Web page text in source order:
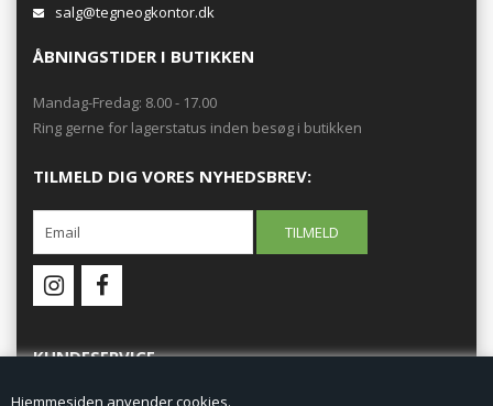
Hjemmesiden anvender cookies.
salg@tegneogkontor.dk
ÅBNINGSTIDER I BUTIKKEN
Mandag-Fredag: 8.00 - 17.00
Ring gerne for lagerstatus inden besøg i butikken
TILMELD DIG VORES NYHEDSBREV:
KUNDESERVICE